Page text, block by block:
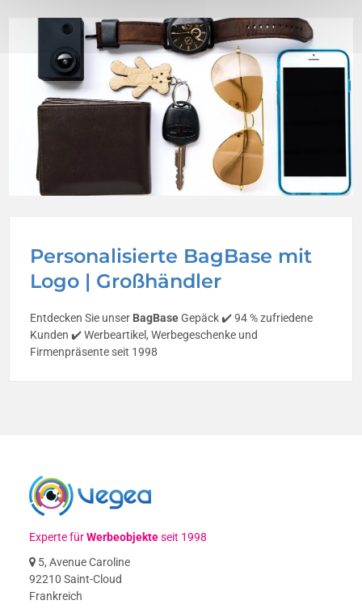
Personalisierte BagBase mit
Logo | Großhändler
Entdecken Sie unser BagBaseGepäck ✔️ 94 % zufriedene
Kunden ✔️ Werbeartikel, Werbegeschenke und
Firmenpräsente seit 1998
Experte fürWerbeobjekteseit 1998
5, Avenue Caroline
92210 Saint-Cloud
Frankreich